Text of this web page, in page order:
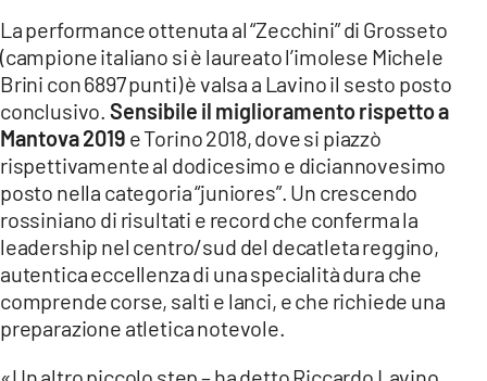
La performance ottenuta al “Zecchini” di Grosseto
(campione italiano si è laureato l’imolese Michele
Brini con 6897 punti) è valsa a Lavino il sesto posto
conclusivo. Sensibile il miglioramento rispetto a
Mantova 2019 e Torino 2018, dove si piazzò
rispettivamente al dodicesimo e diciannovesimo
posto nella categoria “juniores”. Un crescendo
rossiniano di risultati e record che conferma la
leadership nel centro/sud del decatleta reggino,
autentica eccellenza di una specialità dura che
comprende corse, salti e lanci, e che richiede una
preparazione atletica notevole.